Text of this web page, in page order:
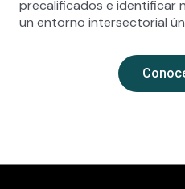
precalificados e identificar
un entorno intersectorial